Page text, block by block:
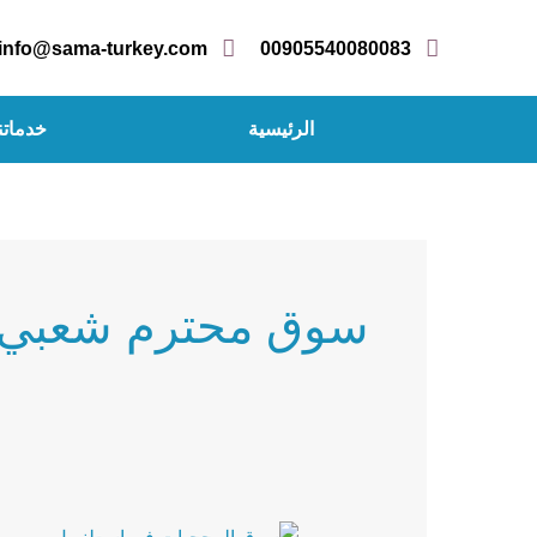
00905540080083
info@sama-turkey.com
الرئيسية
سوق محترم